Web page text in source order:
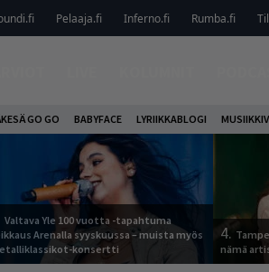
Pelaaja.fi Inferno.fi Rumba.fi
GO GO BABYFACE LYRIIKKABLOGI
Valtava Yle 100 vuotta -tapahtuma
Arenalla syyskuussa – muista myös
konsertti
4.
nämä